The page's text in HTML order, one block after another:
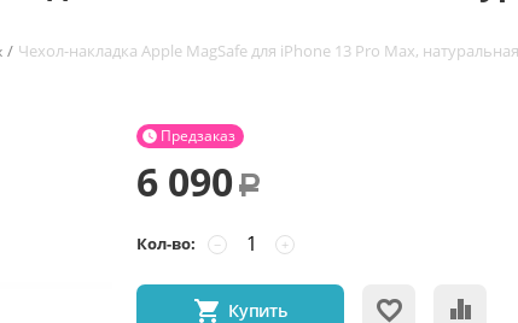
/ Чехол-накладка Apple MagSafe для iPhone 13 Pro Max,
Предзаказ

6 090 Р
Кол-во: +
−
Купить